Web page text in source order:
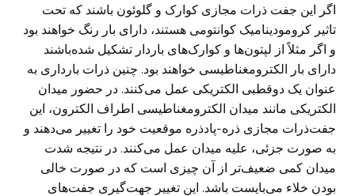
اگر این جفت ذرات مجازی کوارک و گلوئون باشند که تحت
تاثیر کرومودینامیک کوانتومی هستند، دارای بار رنگ خواهند بود
و اگر مثلاً از لپتون‌ها و کوارک‌های باردار تشکیل شده‌باشند
دارای بار الکترومغناطیسی خواهند بود. چنین ذرات بارداری به
عنوان یک دوقطبی الکتریکی عمل می‌کنند. در حضور میدان
الکتریکی مانند میدان الکترومغناطیسی اطراف الکترون، این
جفت‌ذرات مجازی ذره-پادذره موقعیت خود را تغییر می‌دهند و
به صورت جزئی، علیه میدان عمل می‌کنند. در نتیجه شدت
میدان کمی ضعیف‌تر از آن چیزی است که در صورت خالی
بودن خلاء می‌بایست باشد. این تغییر جهت‌گیری جفت‌های